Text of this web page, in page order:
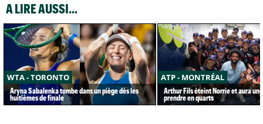
A LIRE AUSSI...
WTA - TORONTO
Aryna Sabalenka tombe dans un piège dès les
huitièmes de finale
ATP - MONTRÉAL
Arthur Fils éteint Norrie et aura
prendre en quarts